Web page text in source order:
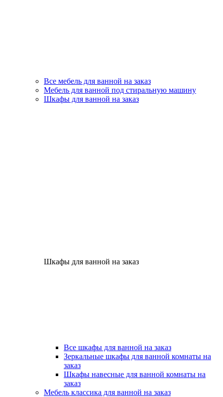
Все мебель для ванной на заказ
Мебель для ванной под стиральную машину
Шкафы для ванной на заказ
Шкафы для ванной на заказ
Все шкафы для ванной на заказ
Зеркальные шкафы для ванной комнаты на
заказ
Шкафы навесные для ванной комнаты на
заказ
Мебель классика для ванной на заказ